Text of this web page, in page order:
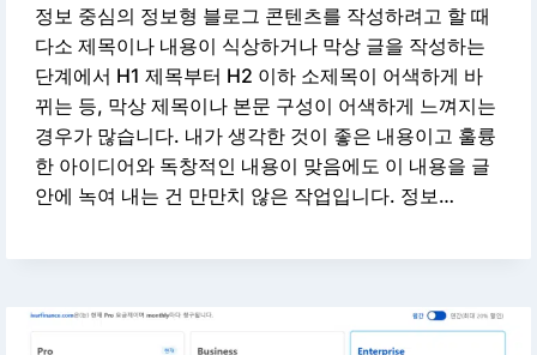
정보 중심의 정보형 블로그 콘텐츠를 작성하려고 할 때
다소 제목이나 내용이 식상하거나 막상 글을 작성하는
단계에서 H1 제목부터 H2 이하 소제목이 어색하게 바
뀌는 등, 막상 제목이나 본문 구성이 어색하게 느껴지는
경우가 많습니다. 내가 생각한 것이 좋은 내용이고 훌륭
한 아이디어와 독창적인 내용이 맞음에도 이 내용을 글
안에 녹여 내는 건 만만치 않은 작업입니다. 정보…